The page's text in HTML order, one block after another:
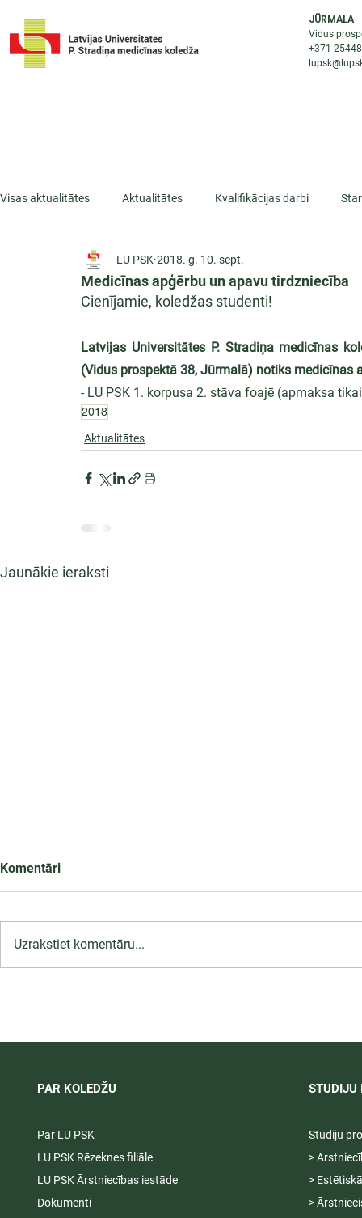
JŪRMALA
Vidus
+371
Visas aktualitātes Aktualitātes Kvalifikācijas darbi
ESF projekti Iepazīsti profesiju
Medicīnas apģērbu un apavu tirdzniecība
LU PSK 2018. g. 10. sept.
Cienījamie, koledžas studenti!
Latvijas Universitātes P. Stradiņa medicīnas
(Vidus prospektā 38, Jūrmalā) notiks medicīnas
- LU PSK 1. korpusa 2. stāva foajē (apmaksa
2018
Aktualitātes
Jaunākie ieraksti
Komentāri
Uzrakstiet komentāru...
PAR KOLEDŽU
Par LU PSK
LU PSK Rēzeknes filiāle
LU PSK Ārstniecības iestāde
Dokumenti
STUDIJU
Studiju
>
>
>